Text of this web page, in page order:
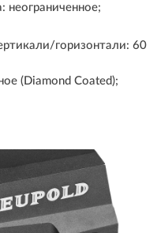
неограниченное;
горизонтали: 60
(Diamond Coated);